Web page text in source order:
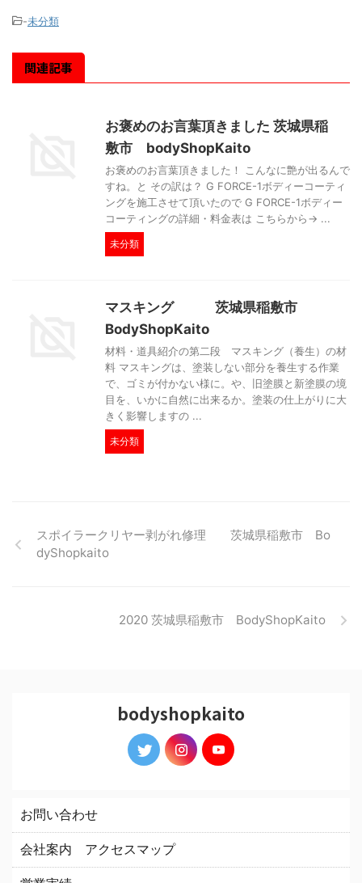
-未分類
関連記事
お褒めのお言葉頂きました 茨城県稲
敷市 bodyShopKaito
お褒めのお言葉頂きました！ こんなに艶が出るんで
すね。と その訳は？ G FORCE-1ボディーコーティ
ングを施工させて頂いたので G FORCE-1ボディー
コーティングの詳細・料金表は こちらから→ ...
未分類
マスキング 茨城県稲敷市
BodyShopKaito
材料・道具紹介の第二段 マスキング（養生）の材
料 マスキングは、塗装しない部分を養生する作業
で、ゴミが付かない様に。や、旧塗膜と新塗膜の境
目を、いかに自然に出来るか。塗装の仕上がりに大
きく影響しますの ...
未分類
スポイラークリヤー剥がれ修理 茨城県稲敷市 Bo
dyShopkaito
2020 茨城県稲敷市 BodyShopKaito
bodyshopkaito
お問い合わせ
会社案内 アクセスマップ